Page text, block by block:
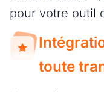
pour votre outil
toute